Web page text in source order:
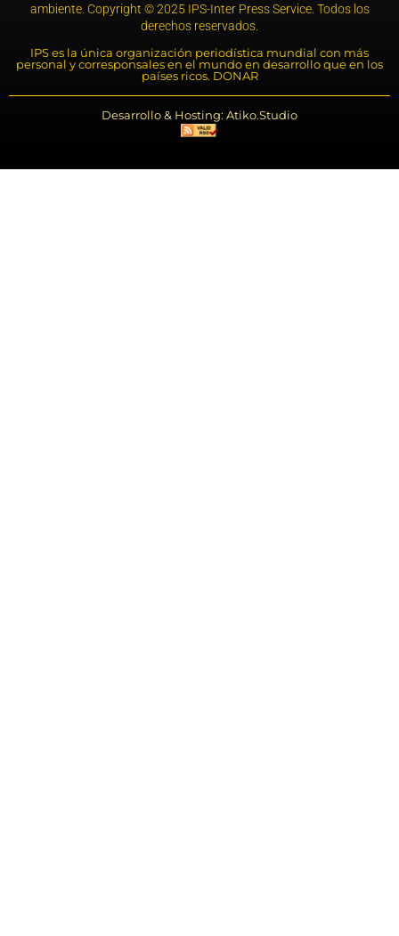
ambiente. Copyright © 2025 IPS-Inter Press Service. Todos los
derechos reservados.
IPS es la única organización periodística mundial con más
personal y corresponsales en el mundo en desarrollo que en los
países ricos. DONAR
Desarrollo & Hosting: Atiko.Studio